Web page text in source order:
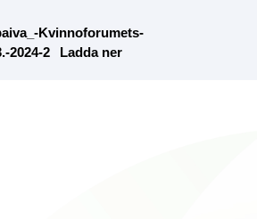
Kvinnoforumets-
2024-2
Ladda ner